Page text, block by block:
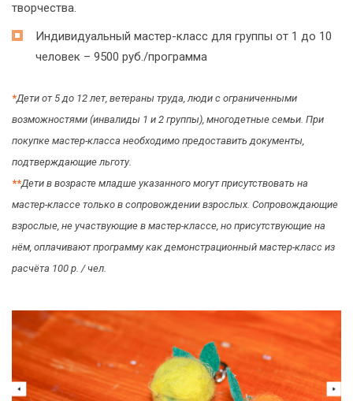
творчества.
Индивидуальный мастер-класс для группы от 1 до 10
человек – 9500 руб./программа
*Дети от 5 до 12 лет, ветераны труда, люди с ограниченными
возможностями (инвалиды 1 и 2 группы), многодетные семьи. При
покупке мастер-класса необходимо предоставить документы,
подтверждающие льготу.
**Дети в возрасте младше указанного могут присутствовать на
мастер-классе только в сопровождении взрослых. Сопровождающие
взрослые, не участвующие в мастер-классе, но присутствующие на
нём, оплачивают программу как демонстрационный мастер-класс из
расчёта 100 р. / чел.